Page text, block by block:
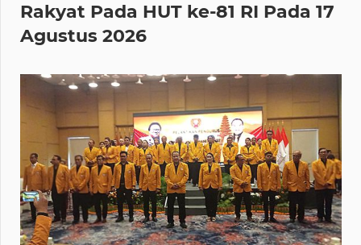
Rakyat Pada HUT ke-81 RI Pada 17
Agustus 2026